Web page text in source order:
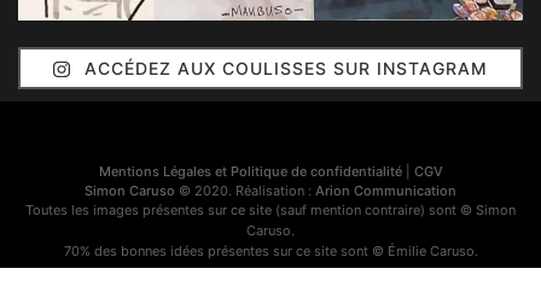
ACCÉDEZ AUX COULISSES SUR INSTAGRAM
Mentions Légales et Politique de confidentialité| CGV
Simon Caruso © 2020. Réalisation : Arion Communication
Toutes les images présentes sur ce site (sauf mention contraire) sont © Simon
Caruso.
70% des bonnes idées présentes sur ce site sont © Émilie Caruso.